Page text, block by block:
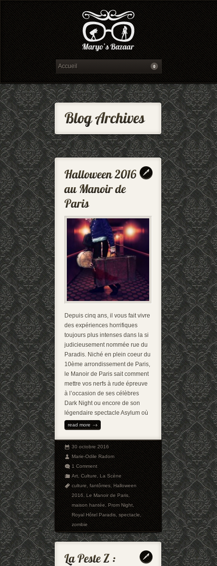
Depuis cinq ans, il vous fait vivre
des expériences horrifiques
toujours plus intenses dans la si
judicieusement nommée rue du
Paradis. Niché en plein coeur du
10ème arrondissement de Paris,
le Manoir de Paris sait comment
mettre vos nerfs à rude épreuve
à l’occasion de ses célèbres
Dark Night ou encore de son
légendaire spectacle Asylum où
read more
30 octobre 2016
Marie-Odile Radom
1 Comment
Art,Culture,La Scène
culture,fantômes,Halloween
2016,Le Manoir de Paris,
maison hantée,Prom Night,
Royal Hôtel Paradis,spectacle,
zombie